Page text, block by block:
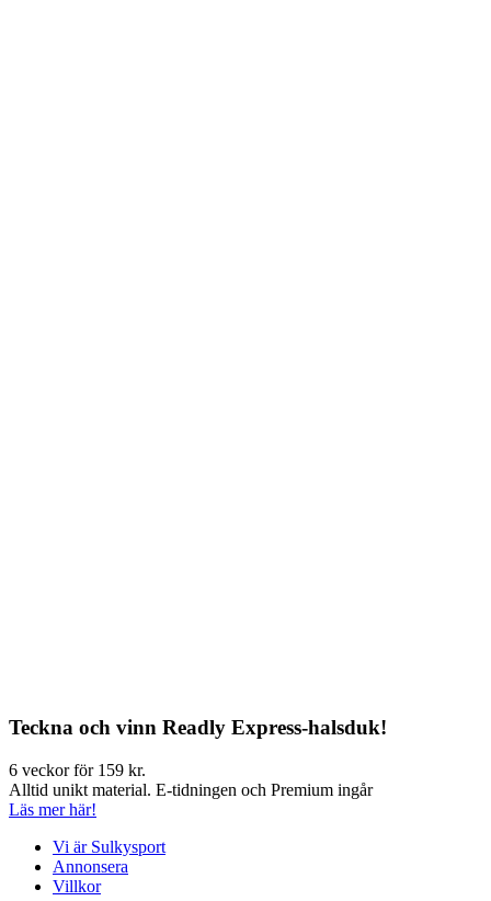
Teckna och vinn Readly Express-halsduk!
6 veckor för 159 kr.
Alltid unikt material. E-tidningen och Premium ingår
Läs mer här!
Vi är Sulkysport
Annonsera
Villkor